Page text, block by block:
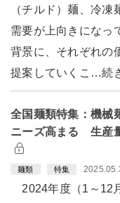
（チルド）麺、冷凍
需要が上向きになっ
背景に、それぞれの
提案していくこ…続
全国麺類特集：機械
ニーズ高まる 生産
麺類 特集
2024年度（1～12